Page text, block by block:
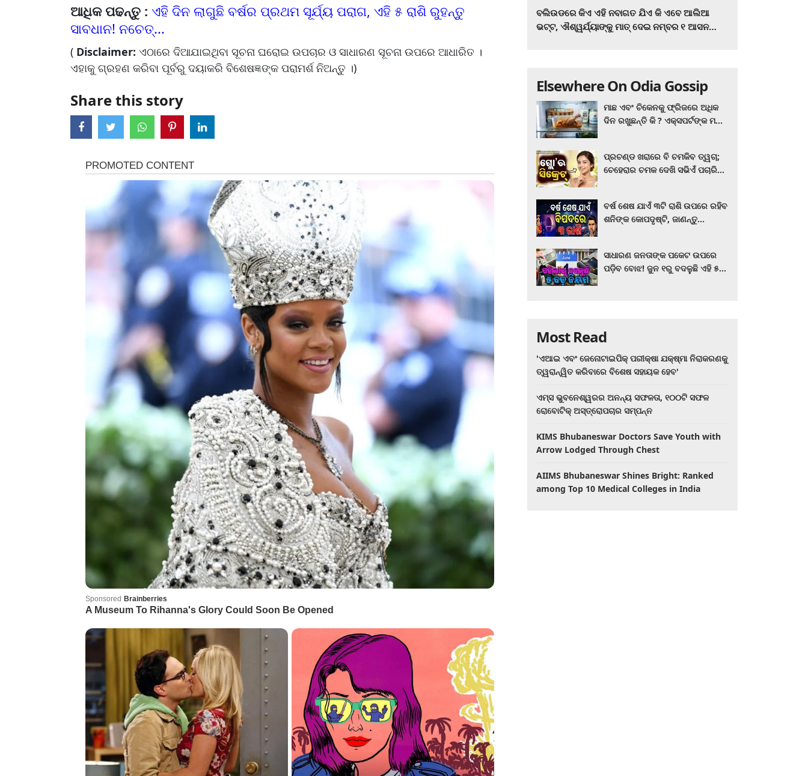
ଆଧିକ ପଢନ୍ତୁ : ଏହି ଦିନ ଲାଗୁଛି ବର୍ଷର ପ୍ରଥମ ସୂର୍ଯ୍ୟ ପରାଗ, ଏହି ୫ ରାଶି ରୁହନ୍ତୁ
ସାବଧାନ! ନଚେତ୍...
( Disclaimer: ଏଠାରେ ଦିଆଯାଇଥିବା ସୂଚନା ଘରୋଇ ଉପଚାର ଓ ସାଧାରଣ ସୂଚନା ଉପରେ ଆଧାରିତ ।
ଏହାକୁ ଗ୍ରହଣ କରିବା ପୂର୍ବରୁ ଦୟାକରି ବିଶେଷଜ୍ଞଙ୍କ ପରାମର୍ଶ ନିଅନ୍ତୁ ।)
Share this story
ବଲିଉଡରେ କିଏ ଏହି ନବାଗତ ଯିଏ କି ଏବେ ଆଲିଆ
ଭଟ୍ଟ, ଐଶ୍ୱର୍ଯ୍ୟାଙ୍କୁ ମାତ୍‌ ଦେଇ ନମ୍ବର ୧ ଆସନ
Elsewhere On Odia Gossip
ମାଛ ଏବଂ ଚିକେନକୁ ଫ୍ରିଜରେ ଅଧିକ
ଦିନ ରଖୁଛନ୍ତି କି ? ଏକ୍ସପର୍ଟଙ୍କ ମତ
ପ୍ରଚଣ୍ଡ ଖରାରେ ବି ଚମକିବ ତ୍ୱଚା;
ଚେହେରାର ଚମକ ଦେଖି ସଭିଏଁ ପଚାରିବେ
ବର୍ଷ ଶେଷ ଯାଏଁ ୩ଟି ରାଶି ଉପରେ ରହିବ
ଶନିଙ୍କ କୋପଦୃଷ୍ଟି, ଜାଣନ୍ତୁ
ସାଧାରଣ ଜନତାଙ୍କ ପକେଟ ଉପରେ
ପଡ଼ିବ ବୋଝ! ଜୁନ ୧ରୁ ବଦଳୁଛି ଏହି ୫
Most Read
'ଏଆଇ ଏବଂ ଜେନୋଟାଇପିକ୍ ପରୀକ୍ଷା ଯକ୍ଷ୍ମା ନିରାକରଣକୁ
ତ୍ୱରାନ୍ୱିତ କରିବାରେ ବିଶେଷ ସହାୟକ ହେବ'
ଏମ୍ସ ଭୁବନେଶ୍ୱରର ଅନନ୍ୟ ସଫଳତା, ୧୦୦ଟି ସଫଳ
ରୋବୋଟିକ୍ ଅସ୍ତ୍ରୋପଚାର ସମ୍ପନ୍ନ
KIMS Bhubaneswar Doctors Save Youth with
Arrow Lodged Through Chest
AIIMS Bhubaneswar Shines Bright: Ranked
among Top 10 Medical Colleges in India